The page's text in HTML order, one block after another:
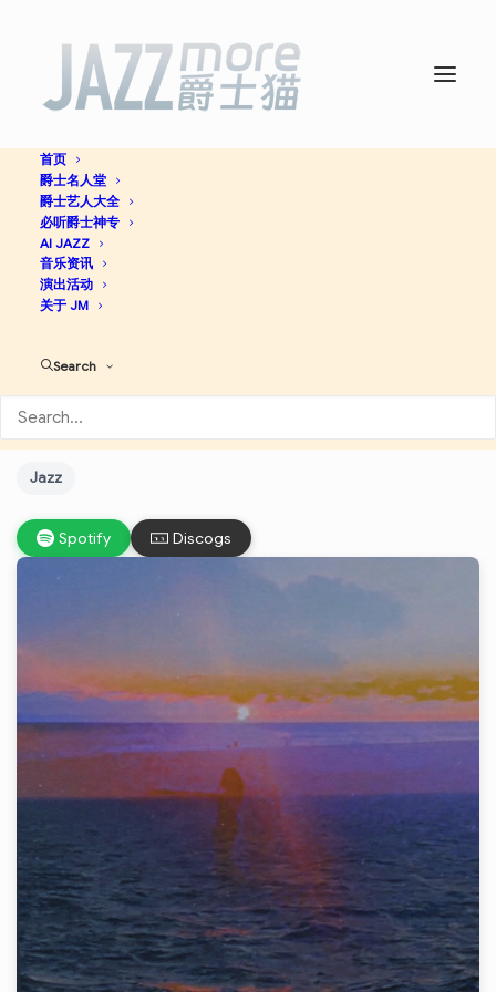
首页
爵士名人堂
爵士艺人大全
必听爵士神专
AI JAZZ
音乐资讯
演出活动
关于 JM
Search
Soledad (feat. Dezron
Douglas, Sullivan Fortner,
Joe Dyson, Joel Ross &
Luisito Quintero) – Single -
Sullivan Fortner
Jazz
Spotify Discogs